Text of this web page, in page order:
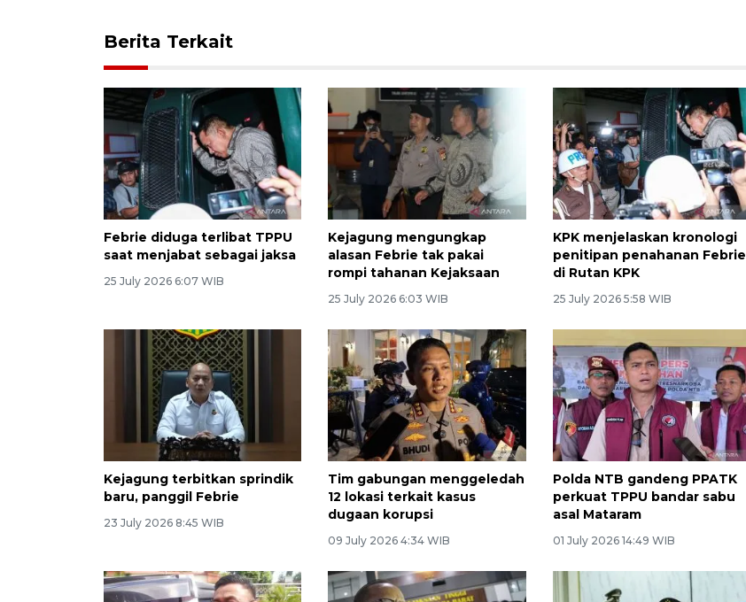
Berita Terkait
Febrie diduga terlibat TPPU
saat menjabat sebagai jaksa
25 July 2026 6:07 WIB
Kejagung mengungkap
alasan Febrie tak pakai
rompi tahanan Kejaksaan
25 July 2026 6:03 WIB
KPK menjelaskan kronologi
penitipan penahanan Febrie
di Rutan KPK
25 July 2026 5:58 WIB
Kejagung terbitkan sprindik
baru, panggil Febrie
23 July 2026 8:45 WIB
Tim gabungan menggeledah
12 lokasi terkait kasus
dugaan korupsi
09 July 2026 4:34 WIB
Polda NTB gandeng PPATK
perkuat TPPU bandar sabu
asal Mataram
01 July 2026 14:49 WIB
tumbuh 5,29 persen